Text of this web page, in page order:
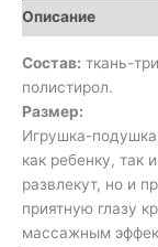
Описание
Состав: ткань-
полистирол.
Размер:
Игрушка-подушка
как ребенку, так
развлекут, но и
приятную глазу
массажным